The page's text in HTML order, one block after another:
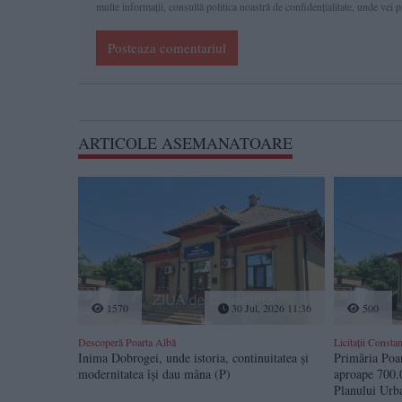
multe informaţii, consultă politica noastră de confidenţialitate, unde
Posteaza comentariul
ARTICOLE ASEMANATOARE
1570 30 Jul, 2026 11:36
Descoperă Poarta Albă
Inima Dobrogei, unde istoria, continuitatea și
modernitatea își dau mâna (P)
500
Licitații
Primăria
aproape
Planului